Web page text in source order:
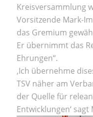
Kreisversammlung
Vorsitzende Mark-
das Gremium
Er übernimmt das
Ehrungen“.
‚Ich übernehme
TSV näher am
der Quelle für
Entwicklungen‘